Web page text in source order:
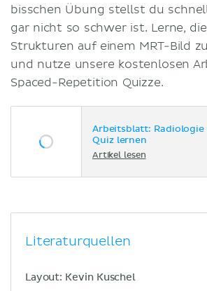
bisschen Übung stellst du
gar nicht so schwer ist. Lerne,
Strukturen auf einem MRT-Bild
und nutze unsere kostenlosen
Spaced-Repetition Quizze.
Arbeitsblatt: Radiologie
Quiz lernen
Artikel lesen
Literaturquellen
Layout: Kevin Kuschel